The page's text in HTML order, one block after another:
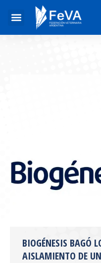
BIOGÉNESIS BAGÓ
AISLAMIENTO DE